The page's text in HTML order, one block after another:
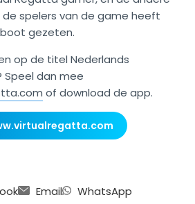
de spelers van de game heeft
gezeten.
op de titel Nederlands
Speel dan mee
of download de app.
Email WhatsApp